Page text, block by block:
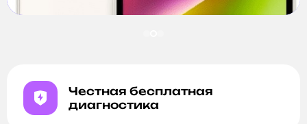
Честная бесплатная
диагностика